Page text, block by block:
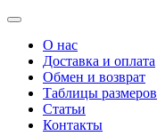
О нас
Доставка и оплата
Обмен и возврат
Таблицы размеров
Статьи
Контакты